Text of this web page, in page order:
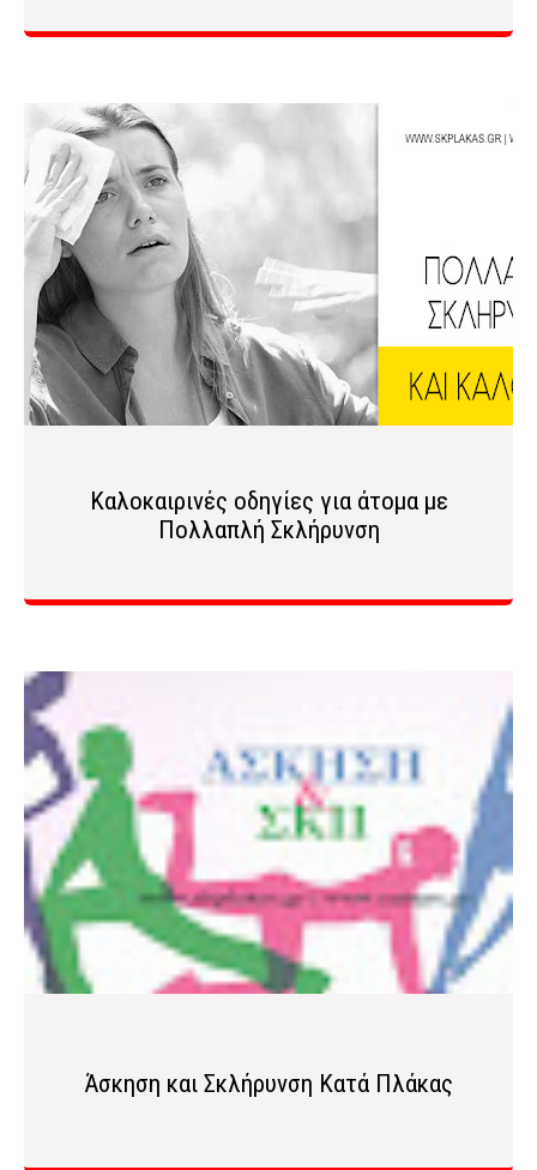
Καλοκαιρινές οδηγίες για άτομα με
Πολλαπλή Σκλήρυνση
Άσκηση και Σκλήρυνση Κατά Πλάκας